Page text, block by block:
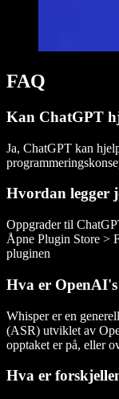
FAQ
Kan ChatGPT
Ja, ChatGPT kan
Hvordan legger
Oppgrader til
Åpne Plugin Store >
pluginen
Hva er
Whisper er en
(ASR) utviklet av
opptaket er på, eller
Hva er